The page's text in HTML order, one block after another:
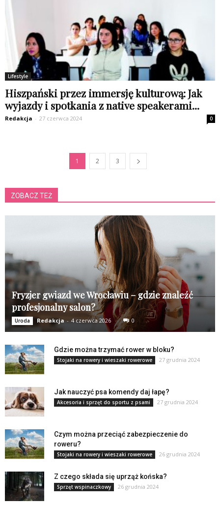
Lifestyle
Hiszpański przez immersję kulturową: Jak
wyjazdy i spotkania z native speakerami...
Redakcja - 27 czerwca 2024 0
1 2 3
ZOBACZ TEŻ
Fryzjer gwiazd we Wrocławiu – gdzie znaleźć
profesjonalny salon?
Uroda Redakcja - 4 czerwca 2026 0
Gdzie można trzymać rower w bloku?
Stojaki na rowery i wieszaki rowerowe 27 grudnia 2024
Jak nauczyć psa komendy daj łapę?
Akcesoria i sprzęt do sportu z psami 27 grudnia 2024
Czym można przeciąć zabezpieczenie do
roweru?
Stojaki na rowery i wieszaki rowerowe 26 grudnia 2024
Z czego składa się uprząż końska?
Sprzęt wspinaczkowy 26 grudnia 2024